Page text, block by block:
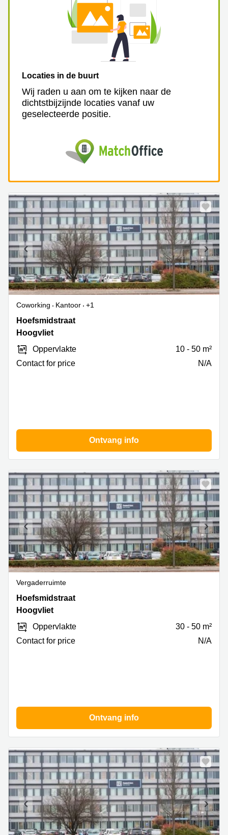
Locaties in de buurt
Wij raden u aan om te kijken naar de
dichtstbijzijnde locaties vanaf uw
geselecteerde positie.
Coworking Kantoor
+1
Hoefsmidstraat
41,
Hoefsmidstraat
Hoogvliet
Oppervlakte
10 - 50 m²
Contact for price
N/A
Ontvang info
Vergaderruimte
Hoefsmidstraat
41,
Hoefsmidstraat
Hoogvliet
Oppervlakte
30 - 50 m²
Contact for price
N/A
Ontvang info